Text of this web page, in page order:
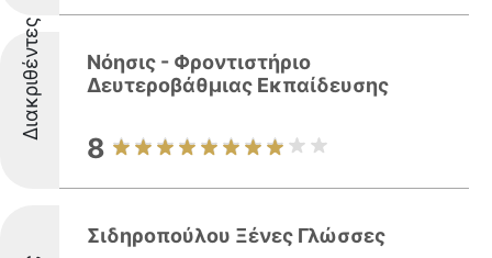
Διακριθέντες
Νόησις - Φροντιστήριο
Δευτεροβάθμιας Εκπαίδευσης
8
Σιδηροπούλου Ξένες Γλώσσες